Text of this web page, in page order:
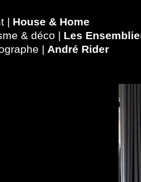
| House & Home
& déco | Les
| André Rider